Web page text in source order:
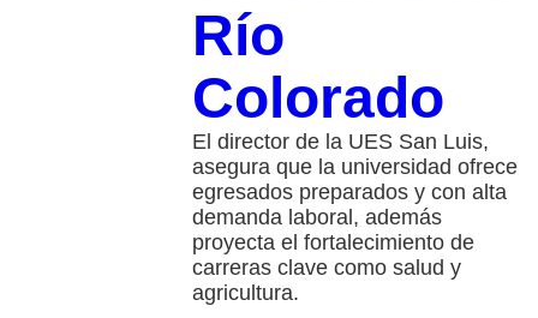
Río
Colorado
El director de la UES San Luis,
asegura que la universidad ofrece
egresados preparados y con alta
demanda laboral, además
proyecta el fortalecimiento de
carreras clave como salud y
agricultura.